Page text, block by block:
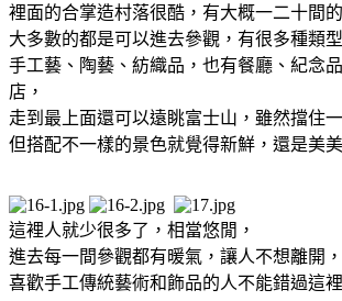
裡面的合掌造村落很酷，有大概一二十間的
大多數的都是可以進去參觀，有很多種類型
手工藝、陶藝、紡織品，也有餐廳、紀念
店，
走到最上面還可以遠眺富士山，雖然擋住一
但搭配不一樣的景色就覺得新鮮，還是美
這裡人就少很多了，相當悠閒，
進去每一間參觀都有暖氣，讓人不想離開，
喜歡手工傳統藝術和飾品的人不能錯過這